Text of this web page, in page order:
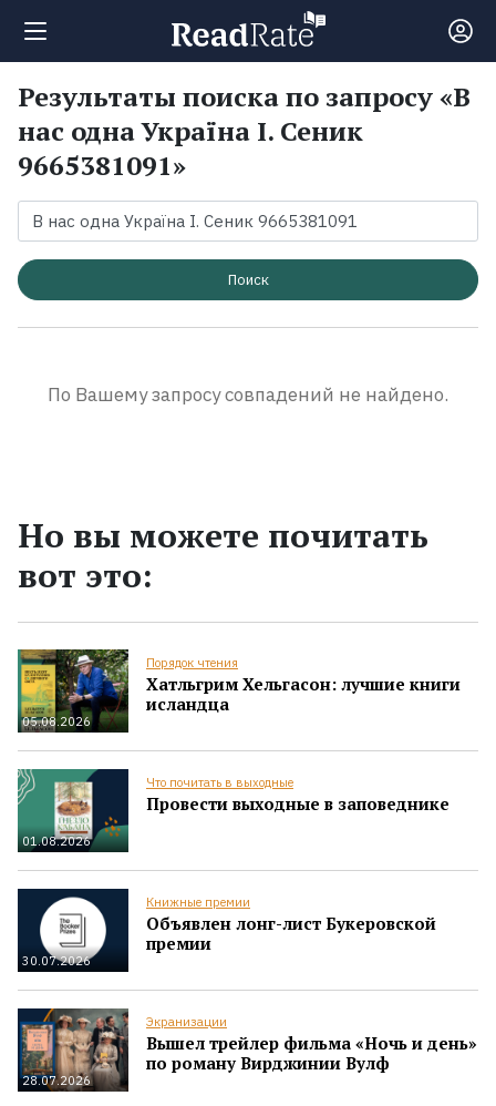
Поиск
Новости
Рейтинги
Экранизации
Результаты поиска по запросу «В
нас одна Україна І. Сеник
9665381091»
Поиск
По Вашему запросу совпадений не найдено.
Но вы можете почитать
вот это:
05.08.2026
Порядок чтения
Хатльгрим Хельгасон: лучшие книги
исландца
01.08.2026
Что почитать в выходные
Провести выходные в заповеднике
30.07.2026
Книжные премии
Объявлен лонг-лист Букеровской
премии
28.07.2026
Экранизации
Вышел трейлер фильма «Ночь и день»
по роману Вирджинии Вулф